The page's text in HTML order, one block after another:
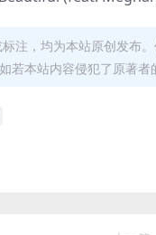
注，均为本站原创发布
若本站内容侵犯了原著者